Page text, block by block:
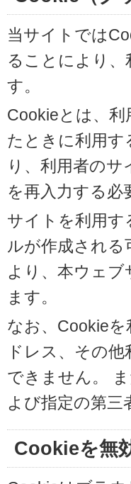
当サイトでは
ることにより
す。
Cookieとは、
たときに利用
り、利用者の
を再入力する必
サイトを利用す
ルが作成され
より、本ウェ
ます。
なお、Cookie
ドレス、その
できません。
よび指定の第三
Cookieを無